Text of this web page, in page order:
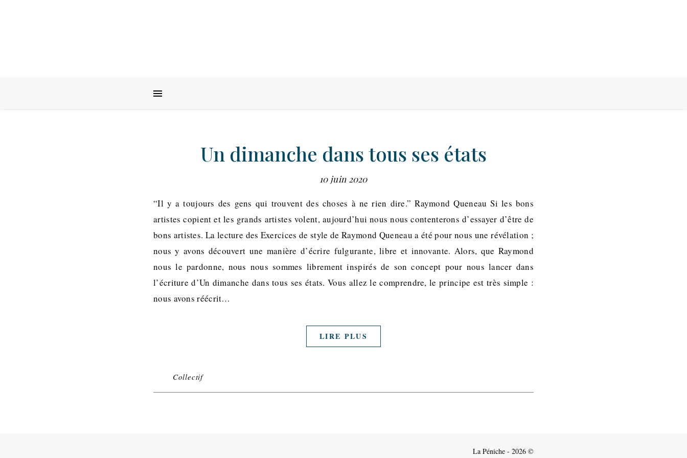
Un dimanche dans tous ses états
10 juin 2020
“Il y a toujours des gens qui trouvent des choses à ne rien dire.” Raymond Queneau Si les bons
artistes copient et les grands artistes volent, aujourd’hui nous nous contenterons d’essayer d’être de
bons artistes. La lecture des Exercices de style de Raymond Queneau a été pour nous une révélation ;
nous y avons découvert une manière d’écrire fulgurante, libre et innovante. Alors, que Raymond
nous le pardonne, nous nous sommes librement inspirés de son concept pour nous lancer dans
l’écriture d’Un dimanche dans tous ses états. Vous allez le comprendre, le principe est très simple :
nous avons réécrit…
LIRE PLUS
Collectif
La Péniche - 2026 ©